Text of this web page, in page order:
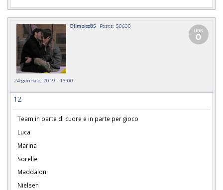
Olimpico85 Posts: 50630
24 gennaio, 2019 - 13:00
12
Team in parte di cuore e in parte per gioco
Luca
Marina
Sorelle
Maddaloni
Nielsen